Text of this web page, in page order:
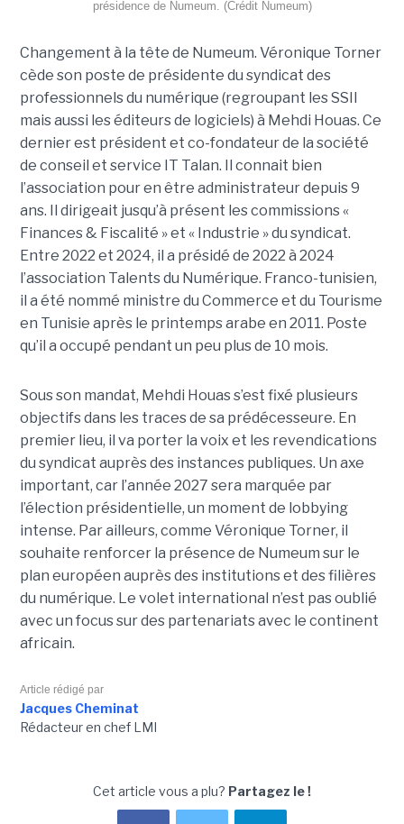
présidence de Numeum. (Crédit Numeum)
Changement à la tête de Numeum. Véronique Torner
cède son poste de présidente du syndicat des
professionnels du numérique (regroupant les SSII
mais aussi les éditeurs de logiciels) à Mehdi Houas. Ce
dernier est président et co-fondateur de la société
de conseil et service IT Talan. Il connait bien
l’association pour en être administrateur depuis 9
ans. Il dirigeait jusqu’à présent les commissions «
Finances & Fiscalité » et « Industrie » du syndicat.
Entre 2022 et 2024, il a présidé de 2022 à 2024
l’association Talents du Numérique. Franco-tunisien,
il a été nommé ministre du Commerce et du Tourisme
en Tunisie après le printemps arabe en 2011. Poste
qu’il a occupé pendant un peu plus de 10 mois.
Sous son mandat, Mehdi Houas s’est fixé plusieurs
objectifs dans les traces de sa prédécesseure. En
premier lieu, il va porter la voix et les revendications
du syndicat auprès des instances publiques. Un axe
important, car l’année 2027 sera marquée par
l’élection présidentielle, un moment de lobbying
intense. Par ailleurs, comme Véronique Torner, il
souhaite renforcer la présence de Numeum sur le
plan européen auprès des institutions et des filières
du numérique. Le volet international n’est pas oublié
avec un focus sur des partenariats avec le continent
africain.
Article rédigé par
Jacques Cheminat
Rédacteur en chef LMI
Cet article vous a plu? Partagez le !